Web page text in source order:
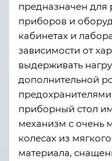
предназначен
приборов и
кабинетах и
зависимости от
выдерживать
дополнительной
приборный стол
механизм с очень
колесах из
материала,